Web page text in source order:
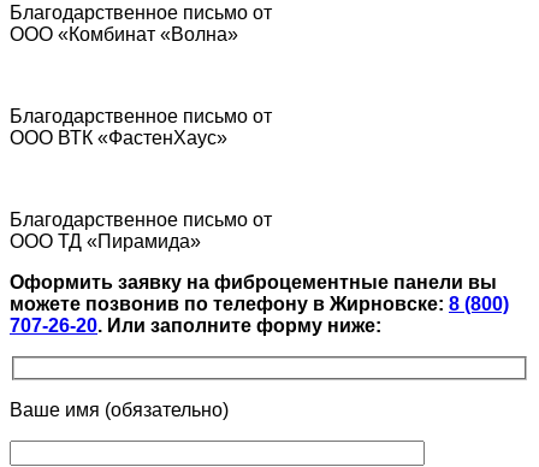
Благодарственное письмо от
ООО «Комбинат «Волна»
Благодарственное письмо от
ООО ВТК «ФастенХаус»
Благодарственное письмо от
ООО ТД «Пирамида»
Оформить заявку на фиброцементные панели вы
можете позвонив по телефону в Жирновске: 8 (800)
707-26-20. Или заполните форму ниже:
Ваше имя (обязательно)